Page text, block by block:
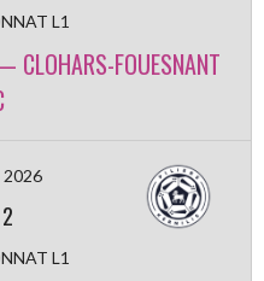
L1
FOUESNANT
2026
2
L1